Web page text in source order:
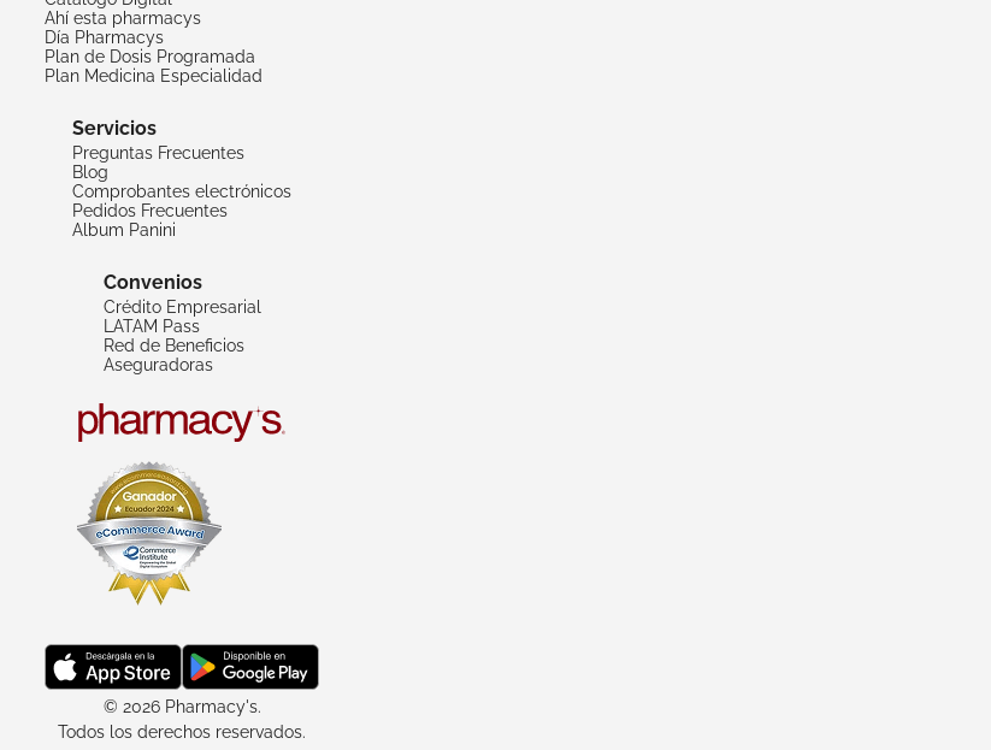
Ahí esta pharmacys
Día Pharmacys
Plan de Dosis Programada
Plan Medicina Especialidad
Servicios
Preguntas Frecuentes
Blog
Comprobantes electrónicos
Pedidos Frecuentes
Album Panini
Convenios
Crédito Empresarial
LATAM Pass
Red de Beneficios
Aseguradoras
© 2026 Pharmacy's.
Todos los derechos reservados.